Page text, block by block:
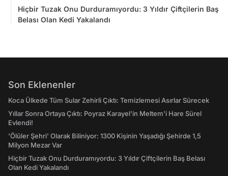
Hiçbir Tuzak Onu Durduramıyordu: 3 Yıldır Çiftçilerin Baş
Belası Olan Kedi Yakalandı
Son Eklenenler
Koca Ülkede Tüm Sular Zehirli Çıktı: Temizlemesi Asırlar Sürecek
Yıllar Sonra Ortaya Çıktı: Poyraz Karayel'in Meltem'i Hare Sürel
Evlendi!
'Ölüler Şehri' Olarak Biliniyor: 1300 Kişinin Yaşadığı Şehirde 1,5
Milyon Mezar Var
Hiçbir Tuzak Onu Durduramıyordu: 3 Yıldır Çiftçilerin Baş Belası
Olan Kedi Yakalandı